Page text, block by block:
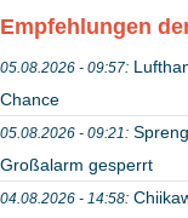
Empfehlungen
05.08.2026 - 09:57:
Chance
05.08.2026 - 09:21:
Großalarm gesperrt
04.08.2026 - 14:58: